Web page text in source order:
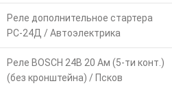
Реле дополнительное стартера
РС-24Д / Автоэлектрика
Реле BOSCH 24В 20 Ам (5-ти конт.)
(без кронштейна) / Псков